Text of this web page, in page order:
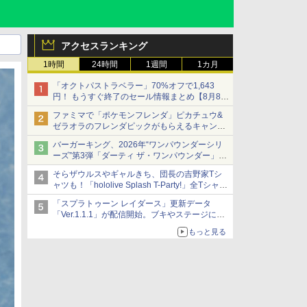
アクセスランキング
1時間 24時間 1週間 1カ月
「オクトパストラベラー」70%オフで1,643
円！ もうすぐ終了のセール情報まとめ【8月8日
更新】
ニンテンドーeショップでは「大神 絶景版」が
67%オフで990円
ファミマで「ポケモンフレンダ」ピカチュウ&
ゼラオラのフレンダピックがもらえるキャンペ
ーン開催！
バーガーキング、2026年“ワンパウンダーシリ
ーズ”第3弾「ダーティ ザ・ワンパウンダー」を
8月7日発売
「特製ガーリックマヨソース」を使用した超大
型チーズバーガー
そらザウルスやギャルきち、団長の吉野家Tシ
ャツも！「hololive Splash T-Party!」全Tシャツ
ラインナップ公開＆オンライン販売開始
「スプラトゥーン レイダース」更新データ
「Ver.1.1.1」が配信開始。ブキやステージに関
もっと見る